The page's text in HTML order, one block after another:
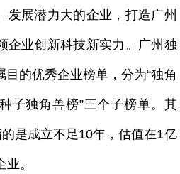
发展潜力大的企业，打造广州
企业创新科技新实力。广州独
的优秀企业榜单，分为“独角
子独角兽榜”三个子榜单。其
是成立不足10年，估值在1亿
。